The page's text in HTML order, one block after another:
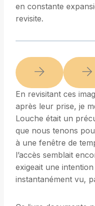
en constante
revisite.
En revisitant ces
après leur prise, je
Louche était un
que nous tenons
à une fenêtre de
l’accès semblait
exigeait une
instantanément vu,